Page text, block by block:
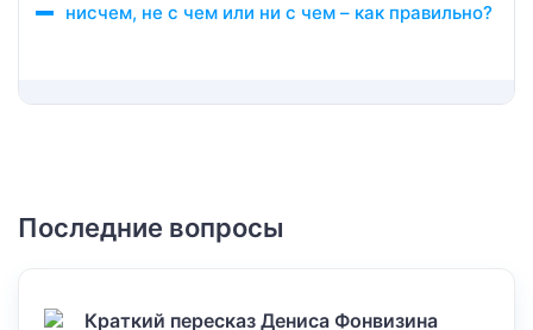
нисчем, не с чем или ни с чем – как правильно?
Последние вопросы
Краткий пересказ Дениса Фонвизина